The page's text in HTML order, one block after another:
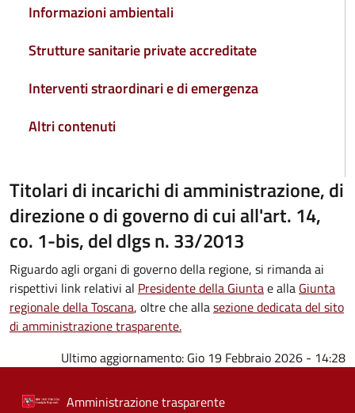
Informazioni ambientali
Strutture sanitarie private accreditate
Interventi straordinari e di emergenza
Altri contenuti
Titolari di incarichi di amministrazione, di
direzione o di governo di cui all'art. 14,
co. 1-bis, del dlgs n. 33/2013
Riguardo agli organi di governo della regione, si rimanda ai
rispettivi link relativi al Presidente della Giuntae alla Giunta
regionale della Toscana, oltre che allasezione dedicata del sito
di amministrazione trasparente.
Ultimo aggiornamento: Gio 19 Febbraio 2026 - 14:28
Amministrazione trasparente